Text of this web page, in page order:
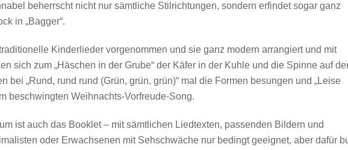
beherrscht nicht nur sämtliche Stilrichtungen, sondern erfindet sogar ganz
in „Bagger“.
Kinderlieder vorgenommen und sie ganz modern arrangiert und mit
sich zum „Häschen in der Grube“ der Käfer in der Kuhle und die Spinne auf
bei „Rund, rund rund (Grün, grün, grün)“ mal die Formen besungen und „Leise
beschwingten Weihnachts-Vorfreude-Song.
ist auch das Booklet – mit sämtlichen Liedtexten, passenden Bildern und
oder Erwachsenen mit Sehschwäche nur bedingt geeignet, aber dafür